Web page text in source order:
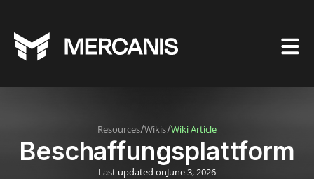
Resources/Wikis/Wiki Article
Beschaffungsplattform
Last updated onJune 3, 2026